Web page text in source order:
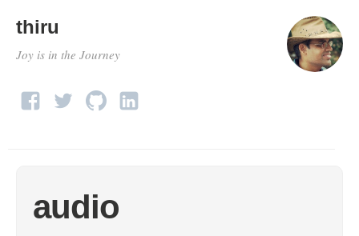
thiru
Joy is in the Journey
audio